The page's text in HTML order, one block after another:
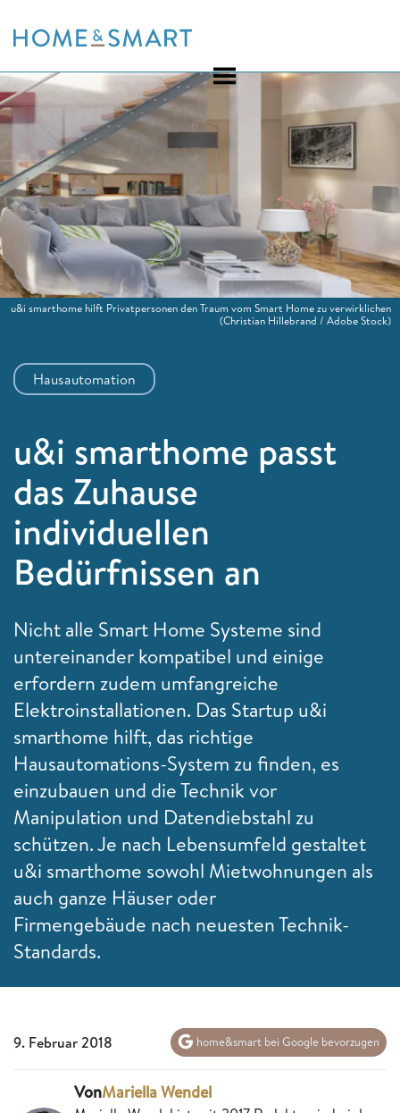
to
Hausautomation
u&i smarthome passt
das Zuhause
individuellen
Bedürfnissen an
Nicht alle Smart Home Systeme sind
untereinander kompatibel und einige
erfordern zudem umfangreiche
Elektroinstallationen. Das Startup u&i
smarthome hilft, das richtige
Hausautomations-System zu finden, es
einzubauen und die Technik vor
Manipulation und Datendiebstahl zu
schützen. Je nach Lebensumfeld gestaltet
u&i smarthome sowohl Mietwohnungen als
auch ganze Häuser oder
Firmengebäude nach neuesten Technik-
Standards.
u&i smarthome hilft Privatpersonen den Traum vom Smart Home zu verwirklichen
(Christian Hillebrand / Adobe Stock)
9. Februar 2018 home&smart bei Google bevorzugen
VonMariella Wendel